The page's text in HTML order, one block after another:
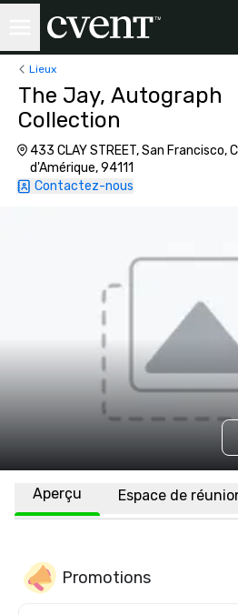
Lieux
The Jay, Autograph
Collection
433 CLAY STREET, San Francisco,
d'Amérique, 94111
Contactez-nous
Aperçu Espace de
Promotions